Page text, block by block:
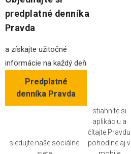
predplatné denníka
Pravda
a získajte užitočné
informácie na každý deň
Predplatné
denníka Pravda
sledujte naše sociálne
stiahnite si
aplikáciu a
čítajte Pravdu
pohodlne aj v